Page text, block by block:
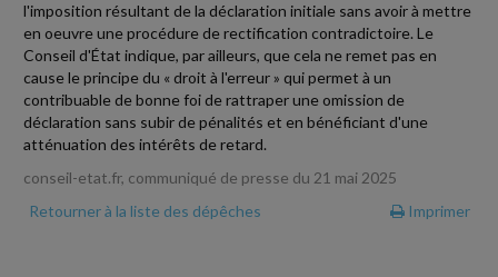
l'imposition résultant de la déclaration initiale sans avoir à mettre
en oeuvre une procédure de rectification contradictoire. Le
Conseil d'État indique, par ailleurs, que cela ne remet pas en
cause le principe du « droit à l'erreur » qui permet à un
contribuable de bonne foi de rattraper une omission de
déclaration sans subir de pénalités et en bénéficiant d'une
atténuation des intérêts de retard.
conseil-etat.fr, communiqué de presse du 21 mai 2025
Retourner à la liste des dépêches
Imprimer